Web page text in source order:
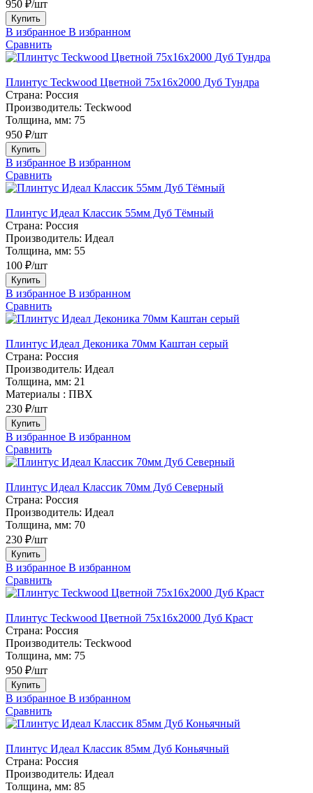
950 ₽/шт
Купить
В избранное В избранном
Сравнить
Плинтус Teckwood Цветной 75х16х2000 Дуб Тундра
Страна: Россия
Производитель: Teckwood
Толщина, мм: 75
950 ₽/шт
Купить
В избранное В избранном
Сравнить
Плинтус Идеал Классик 55мм Дуб Тёмный
Страна: Россия
Производитель: Идеал
Толщина, мм: 55
100 ₽/шт
Купить
В избранное В избранном
Сравнить
Плинтус Идеал Деконика 70мм Каштан серый
Страна: Россия
Производитель: Идеал
Толщина, мм: 21
Материалы : ПВХ
230 ₽/шт
Купить
В избранное В избранном
Сравнить
Плинтус Идеал Классик 70мм Дуб Северный
Страна: Россия
Производитель: Идеал
Толщина, мм: 70
230 ₽/шт
Купить
В избранное В избранном
Сравнить
Плинтус Teckwood Цветной 75х16х2000 Дуб Краст
Страна: Россия
Производитель: Teckwood
Толщина, мм: 75
950 ₽/шт
Купить
В избранное В избранном
Сравнить
Плинтус Идеал Классик 85мм Дуб Коньячный
Страна: Россия
Производитель: Идеал
Толщина, мм: 85